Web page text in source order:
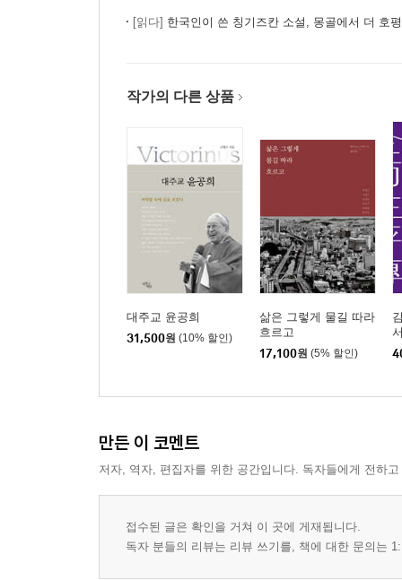
[읽다] 한국인이 쓴 칭기즈칸 소설, 몽골에서 더 호평 - 김형수
작가의 다른 상품
대주교 윤공희
31,500원 (10% 할인)
삶은 그렇게 물길 따라
흐르고
17,100원 (5% 할인)
만든 이 코멘트
저자, 역자, 편집자를 위한 공간입니다. 독자들에게 전하
접수된 글은 확인을 거쳐 이 곳에 게재됩니다.
독자 분들의 리뷰는 리뷰 쓰기를, 책에 대한 문의는